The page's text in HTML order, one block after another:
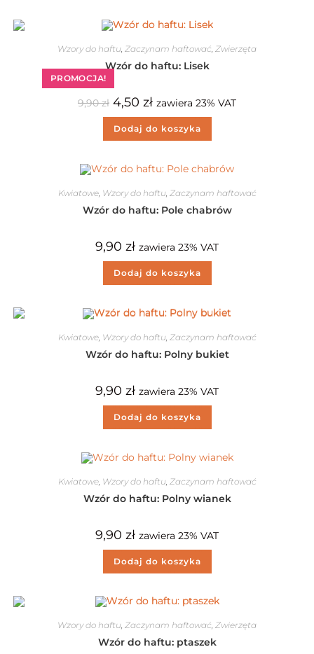
PROMOCJA!
Wzory do haftu, Zaczynam haftować, Zwierzęta
Wzór do haftu: Lisek
9,90zł 4,50 zł zawiera 23% VAT
Dodaj do koszyka
Kwiatowe, Wzory do haftu, Zaczynam haftować
Wzór do haftu: Pole chabrów
9,90 zł zawiera 23% VAT
Dodaj do koszyka
Kwiatowe, Wzory do haftu, Zaczynam haftować
Wzór do haftu: Polny bukiet
9,90 zł zawiera 23% VAT
Dodaj do koszyka
Kwiatowe, Wzory do haftu, Zaczynam haftować
Wzór do haftu: Polny wianek
9,90 zł zawiera 23% VAT
Dodaj do koszyka
Wzory do haftu, Zaczynam haftować, Zwierzęta
Wzór do haftu: ptaszek